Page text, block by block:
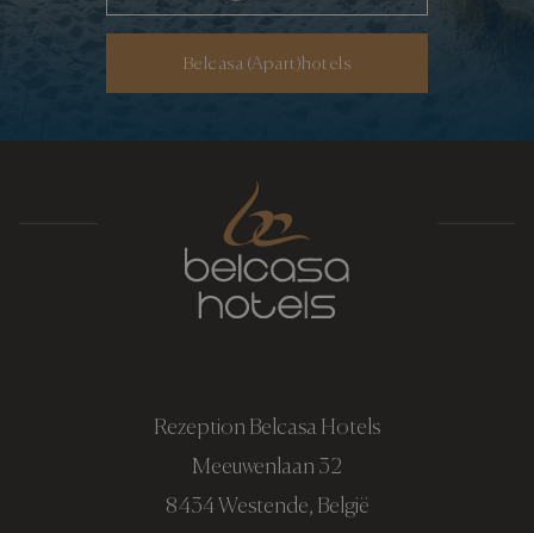
Belcasa (Apart)hotels
Rezeption Belcasa Hotels
Meeuwenlaan 32
8434 Westende, België